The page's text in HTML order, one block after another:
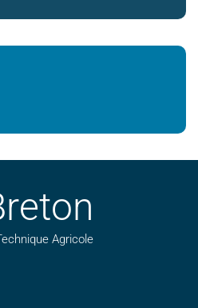
Agricole